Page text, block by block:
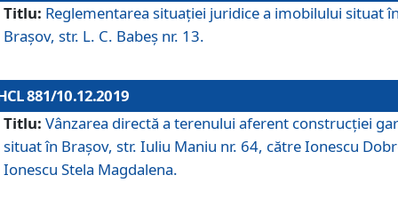
Titlu: Reglementarea situației juridice a imobilului situat
Brașov, str. L. C. Babeș nr. 13.
881/10.12.2019
Titlu: Vânzarea directă a terenului aferent construcției
situat în Brașov, str. Iuliu Maniu nr. 64, către Ionescu
Ionescu Stela Magdalena.